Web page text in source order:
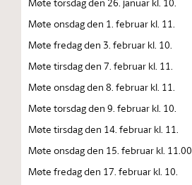
Møte onsdag den 1. februar kl. 11.
Møte fredag den 3. februar kl. 10.
Møte tirsdag den 7. februar kl. 11.
Møte onsdag den 8. februar kl. 11.
Møte torsdag den 9. februar kl. 10.
Møte tirsdag den 14. februar kl. 11.
Møte onsdag den 15. februar kl. 11.00
Møte fredag den 17. februar kl. 10.